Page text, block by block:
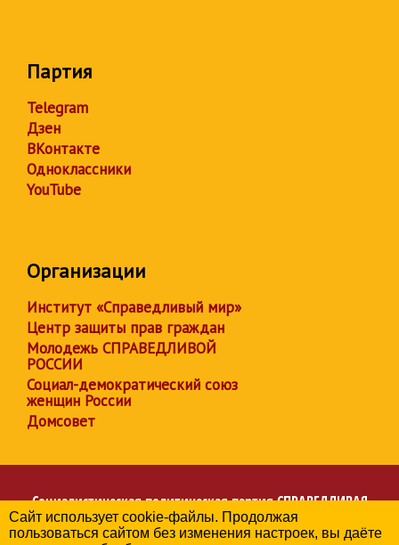
Партия
Telegram
Дзен
ВКонтакте
Одноклассники
YouTube
Организации
Институт «Справедливый мир»
Центр защиты прав граждан
Молодежь СПРАВЕДЛИВОЙ
РОССИИ
Социал-демократический союз
женщин России
Домсовет
Социалистическая политическая партияСПРАВЕДЛИВАЯ
РОССИЯ
Региональное отделение партии в Республике Адыгея
Сайт использует cookie-файлы. Продолжая
пользоваться сайтом без изменения настроек, вы даёте